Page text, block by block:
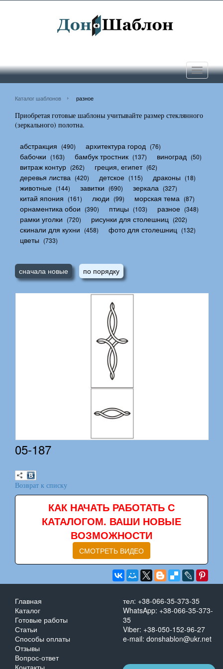
Toggle
Каталог шаблонов разное
Приобретая готовые шаблоны учитывайте размер стеклянного
(зеркального) полотна.
абстракция (490) архитектура город (76)
бабочки (163) бамбук тростник (137) виноград (50)
витраж контур (262) греция, египет (62)
деревья листва (420) детское (115) драконы (18)
животные (144) завитки (690) зеркала (327)
китай япония (161) люди (99) морская тема (87)
орнаментика обои (390) птицы (103) разное (348)
рамки уголки (720) рисунки для столешниц (202)
скинали для кухни (458) фото для столешниц (132)
цветы (733)
сначала новые по порядку
05-187
Возврат к списку
КАК НАЧАТЬ РАБОТАТЬ С
КАТАЛОГОМ. ВАШИ НОВЫЕ
ВОЗМОЖНОСТИ
СМОТРЕТЬ ВИДЕО
Главная
Каталог
Готовые работы
Статьи
Способы оплаты
Отзывы
Вопрос-ответ
тел: +38-066-35-373-35
WhatsApp: +38-066-35-373-
35
Viber: +38-050-152-96-27
e-mail: donshablon@ukr.net